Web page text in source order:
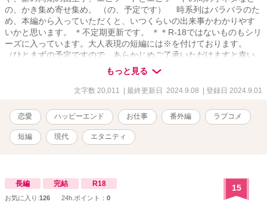
の、かき集め寄せ集め。 （の、予定です） 時系列はバラバラのた
め、本編から入っていただくと、いつくらいの出来事かわかりやす
いかと思います。 ＊不定期更新です。 ＊＊R-18ではないものもシリ
ーズに入っています。大人表現の短編には※を付けております。
（ひとまずの予定ですので、あらかじめご了承いただけますと幸い
もっと見る
文字数 20,011 | 最終更新日 2024.9.08 | 登録日 2024.9.01
恋愛 ハッピーエンド お仕事 番外編 ラブコメ
短編 現代 エタニティ
長編 完結 R18
お気に入り:126 24h.ポイント： 0
15